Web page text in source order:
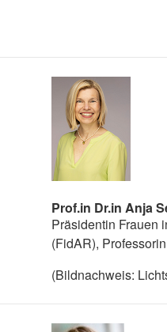
Prof.in Dr.in Anja
Präsidentin Frauen
(FidAR),
(Bildnachweis: